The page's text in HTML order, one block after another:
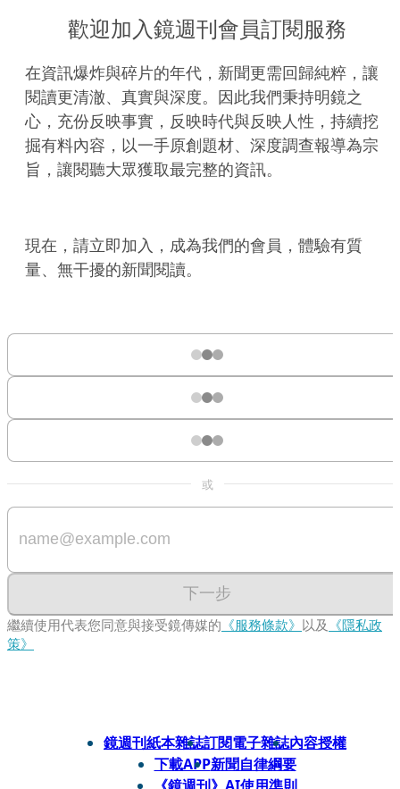
歡迎加入鏡週刊會員訂閱服務
在資訊爆炸與碎片的年代，新聞更需回歸純粹，讓
閱讀更清澈、真實與深度。因此我們秉持明鏡之
心，充份反映事實，反映時代與反映人性，持續挖
掘有料內容，以一手原創題材、深度調查報導為宗
旨，讓閱聽大眾獲取最完整的資訊。
現在，請立即加入，成為我們的會員，體驗有質
量、無干擾的新聞閱讀。
或
下一步
繼續使用代表您同意與接受鏡傳媒的 《服務條款》 以及 《隱私政
策》
鏡週刊紙本雜誌訂閱電子雜誌內容授權
下載APP新聞自律綱要